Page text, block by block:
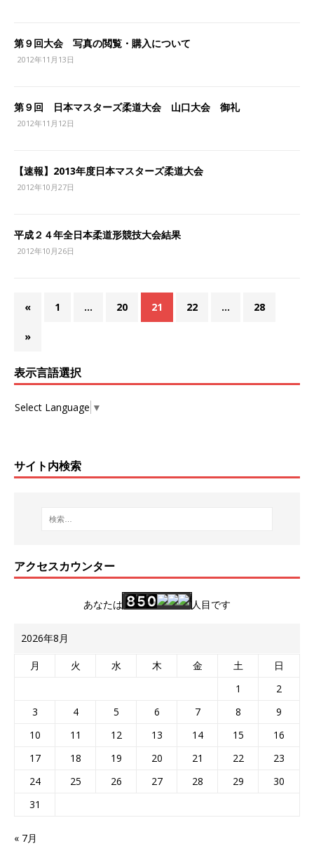
第９回大会 写真の閲覧・購入について
2012年11月13日
第９回 日本マスターズ柔道大会 山口大会 御礼
2012年11月12日
【速報】2013年度日本マスターズ柔道大会
2012年10月27日
平成２４年全日本柔道形競技大会結果
2012年10月26日
« 1 … 20 21 22 … 28
»
表示言語選択
Select Language ▼
サイト内検索
アクセスカウンター
あなたは 人目です
2026年8月
月 火 水 木 金 土
日
1
2
3
4 5 6 7 8
9
10
11 12 13 14 15
16
17
18 19 20 21 22
23
24
25 26 27 28 29
30
31
« 7月